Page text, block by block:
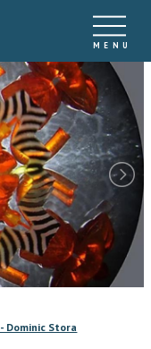
Dominic Stora